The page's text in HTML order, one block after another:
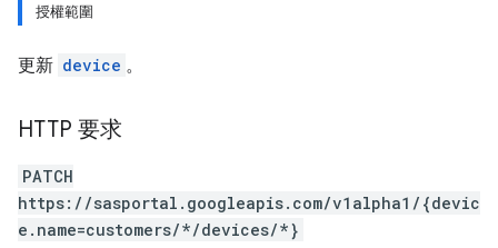
授權範圍
更新 device 。
HTTP 要求
PATCH
https://sasportal.googleapis.com/v1alpha1/{devic
e.name=customers/*/devices/*}